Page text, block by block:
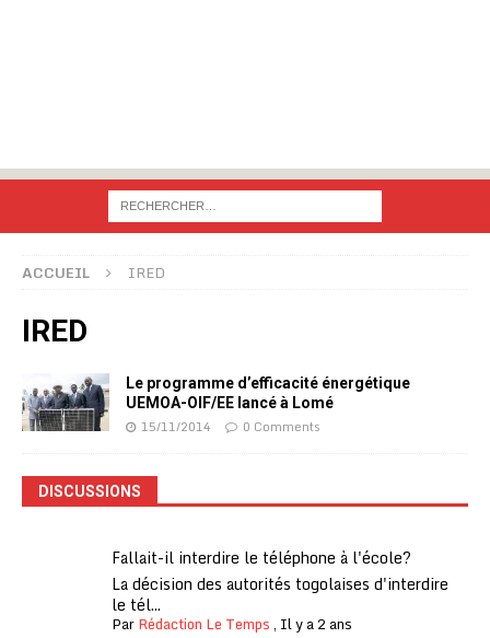
ACCUEIL IRED
IRED
Le programme d’efficacité énergétique
UEMOA-OIF/EE lancé à Lomé
15/11/2014 0 Comments
DISCUSSIONS
Fallait-il interdire le téléphone à l'école?
La décision des autorités togolaises d'interdire
le tél...
ParRédaction Le Temps, Il y a 2 ans